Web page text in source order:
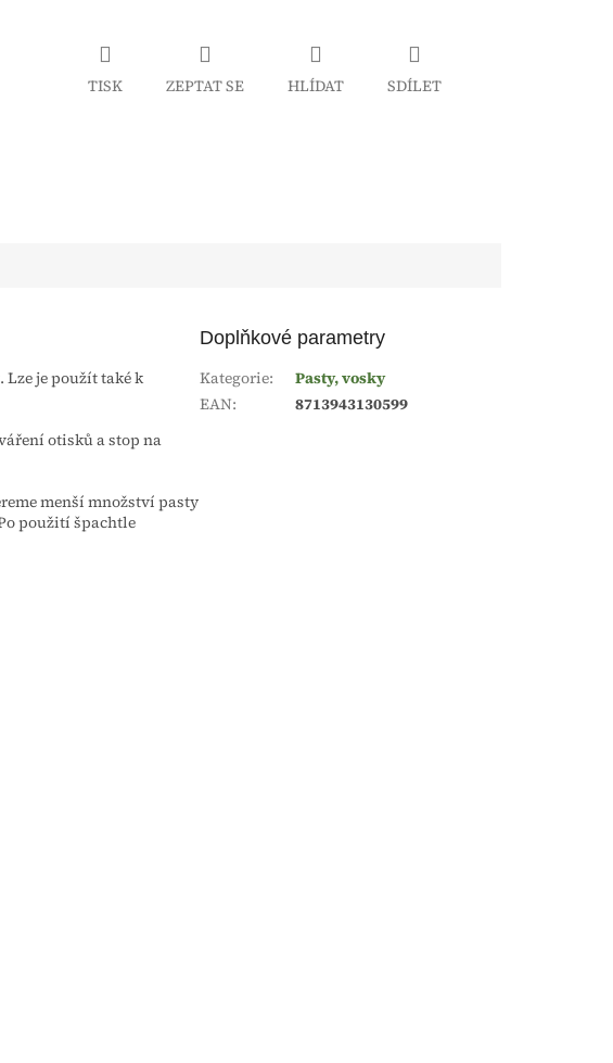
TISK ZEPTAT SE HLÍDAT SDÍLET
je použít také k
otisků a stop na
menší množství pasty
použití špachtle
Doplňkové parametry
Kategorie:
Pasty, vosky
EAN: 8713943130599